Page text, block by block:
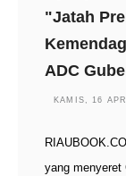
"Jatah
ADC
KAMIS, 16
yang menyeret